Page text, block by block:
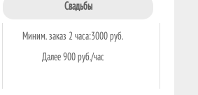
Свадьбы
Миним. заказ 2 часа:3000 руб.
Далее 900 руб./час